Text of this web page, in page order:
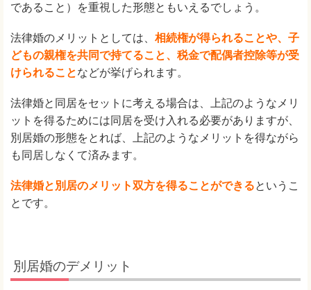
であること）を重視した形態ともいえるでしょう。
法律婚のメリットとしては、 相続権が得られることや、子
どもの親権を共同で持てること、税金で配偶者控除等が受
けられることなどが挙げられます。
法律婚と同居をセットに考える場合は、上記のようなメリ
ットを得るためには同居を受け入れる必要がありますが、
別居婚の形態をとれば、上記のようなメリットを得ながら
も同居しなくて済みます。
法律婚と別居のメリット双方を得ることができるというこ
とです。
別居婚のデメリット